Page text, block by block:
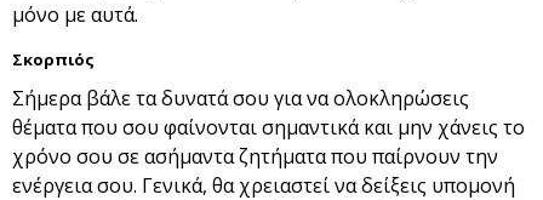
μόνο με αυτά.
Σκορπιός
Σήμερα βάλε τα δυνατά σου για να ολοκληρώσεις
θέματα που σου φαίνονται σημαντικά και μην χάνεις το
χρόνο σου σε ασήμαντα ζητήματα που παίρνουν την
ενέργεια σου. Γενικά, θα χρειαστεί να δείξεις υπομονή